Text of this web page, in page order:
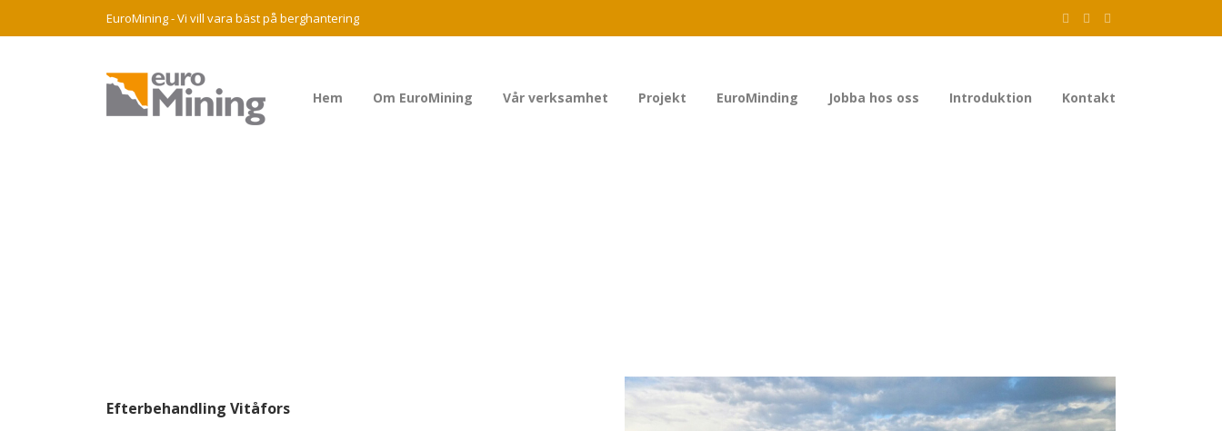
EuroMining - Vi vill vara bäst på berghantering
Hem Om EuroMining Vår verksamhet Projekt EuroMinding Jobba hos oss Introduktion Kontakt
Efterbehandling Vitåfors